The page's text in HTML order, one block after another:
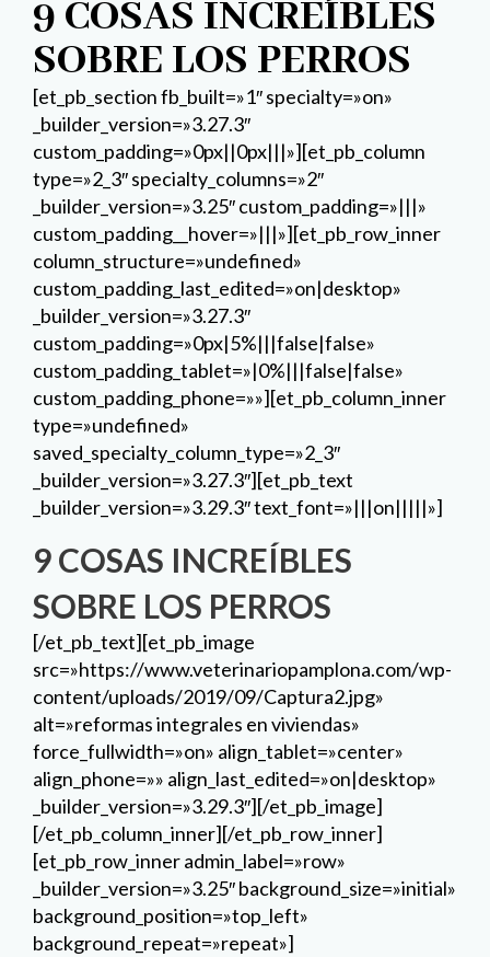
9 COSAS INCREÍBLES
SOBRE LOS PERROS
[et_pb_section fb_built=»1″ specialty=»on»
_builder_version=»3.27.3″
custom_padding=»0px||0px|||»][et_pb_column
type=»2_3″ specialty_columns=»2″
_builder_version=»3.25″ custom_padding=»|||»
custom_padding__hover=»|||»][et_pb_row_inner
column_structure=»undefined»
custom_padding_last_edited=»on|desktop»
_builder_version=»3.27.3″
custom_padding=»0px|5%|||false|false»
custom_padding_tablet=»|0%|||false|false»
custom_padding_phone=»»][et_pb_column_inner
type=»undefined»
saved_specialty_column_type=»2_3″
_builder_version=»3.27.3″][et_pb_text
_builder_version=»3.29.3″ text_font=»|||on|||||»]
9 COSAS INCREÍBLES
SOBRE LOS PERROS
[/et_pb_text][et_pb_image
src=»https://www.veterinariopamplona.com/wp-
content/uploads/2019/09/Captura2.jpg»
alt=»reformas integrales en viviendas»
force_fullwidth=»on» align_tablet=»center»
align_phone=»» align_last_edited=»on|desktop»
_builder_version=»3.29.3″][/et_pb_image]
[/et_pb_column_inner][/et_pb_row_inner]
[et_pb_row_inner admin_label=»row»
_builder_version=»3.25″ background_size=»initial»
background_position=»top_left»
background_repeat=»repeat»]